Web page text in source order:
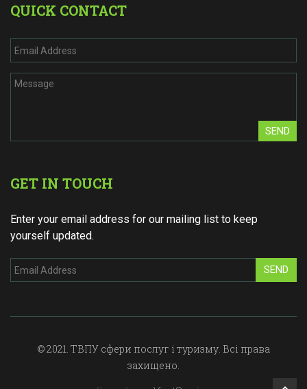
QUICK CONTACT
SEND
GET IN TOUCH
Enter your email address for our mailing list to keep
yourself updated.
SEND
© 2021. ТВПУ сфери послуг і туризму. Всі права
захищено.